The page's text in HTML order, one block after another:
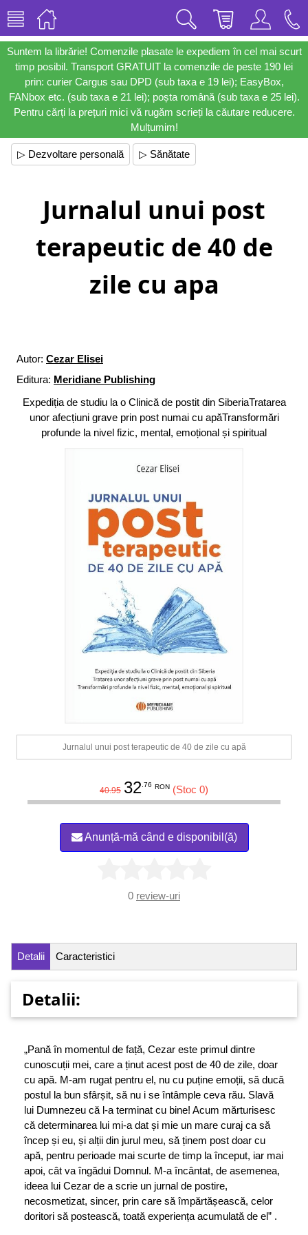
Suntem la librărie! Comenzile plasate le expediem în cel mai scurt
timp posibil. Transport GRATUIT la comenzile de peste 190 lei
prin: curier Cargus sau DPD (sub taxa e 19 lei); EasyBox,
FANbox etc. (sub taxa e 21 lei); poșta română (sub taxa e 25 lei).
Pentru cărți la prețuri mici vă rugăm scrieți la căutare reducere.
Mulțumim!
▷ Dezvoltare personală ▷ Sănătate
Jurnalul unui post
terapeutic de 40 de
zile cu apa
Autor: Cezar Elisei
Editura: Meridiane Publishing
Expediția de studiu la o Clinică de postit din SiberiaTratarea
unor afecțiuni grave prin post numai cu apăTransformări
profunde la nivel fizic, mental, emoțional și spiritual
Jurnalul unui post terapeutic de 40 de zile cu apă
40.95 32.76 RON (Stoc 0)
Anunță-mă când e disponibil(ă)
0 review-uri
Detalii Caracteristici
Detalii:
„Pană în momentul de față, Cezar este primul dintre
cunoscuții mei, care a ținut acest post de 40 de zile, doar
cu apă. M-am rugat pentru el, nu cu puține emoții, să ducă
postul la bun sfârșit, să nu i se întâmple ceva rău. Slavă
lui Dumnezeu că l-a terminat cu bine! Acum mărturisesc
că determinarea lui mi-a dat și mie un mare curaj ca să
încep și eu, și alții din jurul meu, să ținem post doar cu
apă, pentru perioade mai scurte de timp la început, iar mai
apoi, cât va îngădui Domnul. M-a încântat, de asemenea,
ideea lui Cezar de a scrie un jurnal de postire,
necosmetizat, sincer, prin care să împărtășească, celor
doritori să postească, toată experiența acumulată de el” .